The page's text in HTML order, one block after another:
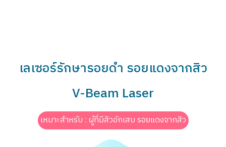
เลเซอร์รักษารอยดำ รอยแดงจากสิว
V-Beam Laser
เหมาะสำหรับ : ผู้ที่มีสิวอักเสบ รอยแดงจากสิว